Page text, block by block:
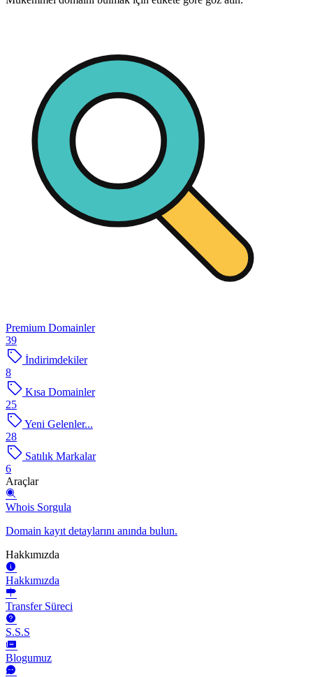
Premium Domainler
39
İndirimdekiler
8
Kısa Domainler
25
Yeni Gelenler...
28
Satılık Markalar
6
Araçlar
Whois Sorgula
Domain kayıt detaylarını anında bulun.
Hakkımızda
Hakkımızda
Transfer Süreci
S.S.S
Blogumuz